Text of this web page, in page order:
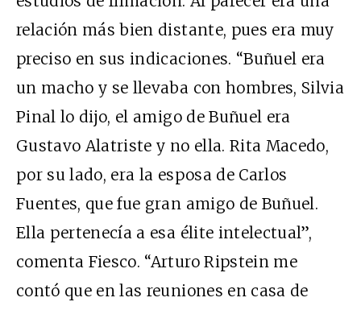
relación más bien distante, pues era muy
preciso en sus indicaciones. “Buñuel era
un macho y se llevaba con hombres, Silvia
Pinal lo dijo, el amigo de Buñuel era
Gustavo Alatriste y no ella. Rita Macedo,
por su lado, era la esposa de Carlos
Fuentes, que fue gran amigo de Buñuel.
Ella pertenecía a esa élite intelectual”,
comenta Fiesco. “Arturo Ripstein me
contó que en las reuniones en casa de